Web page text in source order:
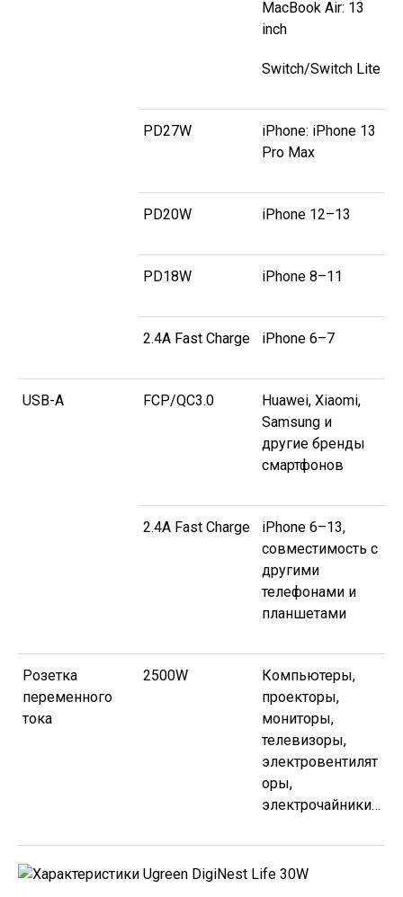
MacBook Air: 13
inch
Switch/Switch Lite
PD27W
iPhone: iPhone 13
Pro Max
PD20W iPhone 12–13
PD18W iPhone 8–11
2.4A Fast Charge iPhone 6–7
USB-A FCP/QC3.0
Huawei, Xiaomi,
Samsung и
другие бренды
смартфонов
2.4A Fast Charge
iPhone 6–13,
совместимость с
другими
телефонами и
планшетами
Розетка
переменного
тока
2500W
Компьютеры,
проекторы,
мониторы,
телевизоры,
электровентилят
оры,
электрочайники…